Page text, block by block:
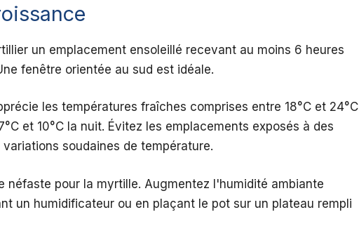
un emplacement ensoleillé recevant au moins 6 heures
fenêtre orientée au sud est idéale.
les températures fraîches comprises entre 18°C et 24°C
et 10°C la nuit. Évitez les emplacements exposés à des
soudaines de température.
néfaste pour la myrtille. Augmentez l'humidité ambiante
un humidificateur ou en plaçant le pot sur un plateau rempli